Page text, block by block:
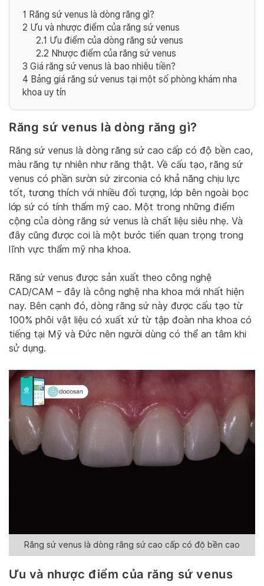
1 Răng sứ venus là dòng răng gì?
2 Ưu và nhược điểm của răng sứ venus
2.1 Ưu điểm của dòng răng sứ venus
2.2 Nhược điểm của răng sứ venus
3 Giá răng sứ venus là bao nhiêu tiền?
4 Bảng giá răng sứ venus tại một số phòng khám nha
khoa uy tín
Răng sứ venus là dòng răng gì?
Răng sứ venus là dòng răng sứ cao cấp có độ bền cao,
màu răng tự nhiên như răng thật. Về cấu tạo, răng sứ
venus có phần sườn sứ zirconia có khả năng chịu lực
tốt, tương thích với nhiều đối tượng, lớp bên ngoài bọc
lớp sứ có tính thẩm mỹ cao. Một trong những điểm
cộng của dòng răng sứ venus là chất liệu siêu nhẹ. Và
đây cũng được coi là một bước tiến quan trọng trong
lĩnh vực thẩm mỹ nha khoa.
Răng sứ venus được sản xuất theo công nghệ
CAD/CAM – đây là công nghệ nha khoa mới nhất hiện
nay. Bên cạnh đó, dòng răng sứ này được cấu tạo từ
100% phôi vật liệu có xuất xứ từ tập đoàn nha khoa có
tiếng tại Mỹ và Đức nên người dùng có thể an tâm khi
sử dụng.
Răng sứ venus là dòng răng sứ cao cấp có độ bền cao
Ưu và nhược điểm của răng sứ venus